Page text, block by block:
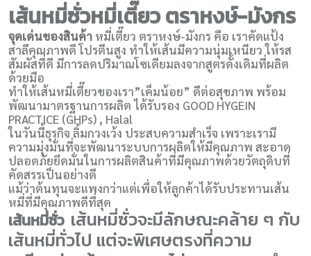
เส้นหมี่ซั่วหมี่เตี๊ยว ตราหงษ์-มังกร
จุดเด่นของสินค้า หมี่เตี๊ยว ตราหงษ์-มังกร คือ เราคัดแป้ง
สาลีคุณภาพดี โปรตีนสูง ทำให้เส้นมีความนุ่มเหนียว ให้รส
สัมผัสที่ดี มีการลดปริมาณโซเดียมลงจากสูตรดั้งเดิมที่ผลิต
ด้วยมือ
ทำให้เส้นหมี่เตี๊ยวของเรา”เค็มน้อย” ดีต่อสุขภาพ พร้อม
พัฒนามาตรฐานการผลิต ได้รับรอง GOOD HYGEIN
PRACTICE (GHPs) , Halal
ในวันนี้ธุรกิจ ลิ้มกวงเว้ง ประสบความสำเร็จ เพราะเรามี
ความมุ่งมั่นที่จะพัฒนาระบบการผลิตให้มีคุณภาพ สะอาด
ปลอดภัยยึดมั่นในการผลิตสินค้าที่มีคุณภาพด้วยวัตถุดิบที่
คัดสรรเป็นอย่างดี
แม้ว่าต้นทุนจะแพงกว่าแต่เพื่อให้ลูกค้าได้รับประทานเส้น
หมี่ที่มีคุณภาพดีที่สุด
เส้นหมี่ซั่ว เส้นหมี่ซั่วจะมีลักษณะคล้าย ๆ กับ
เส้นหมี่ทั่วไป แต่จะพิเศษตรงที่ความ